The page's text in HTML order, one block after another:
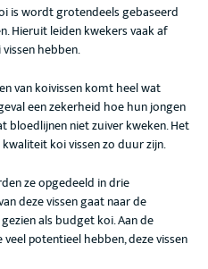
is wordt grotendeels gebaseerd
Hieruit leiden kwekers vaak af
hebben.
van koivissen komt heel wat
een zekerheid hoe hun jongen
niet zuiver kweken. Het
koi vissen zo duur zijn.
ze opgedeeld in drie
deze vissen gaat naar de
als budget koi. Aan de
potentieel hebben, deze vissen